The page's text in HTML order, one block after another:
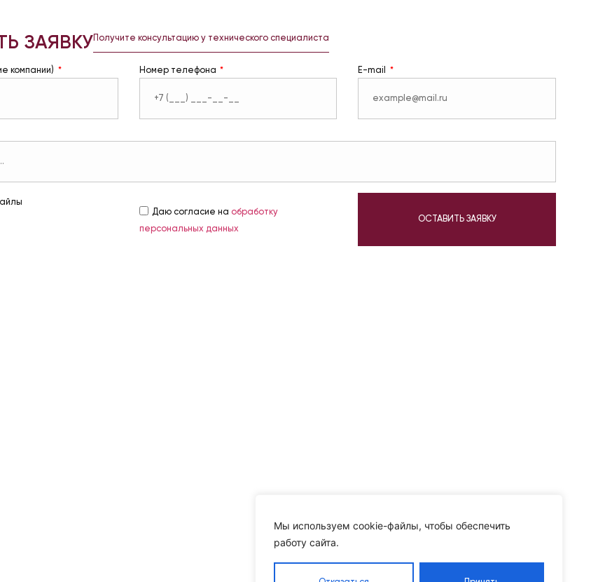
Мы используем cookie-файлы, чтобы обеспечить
работу сайта.
ЗАЯВКУ Получите консультацию у технического специалиста
компании) Номер телефона E-mail
Даю согласие на обработку
персональных данных
ОСТАВИТЬ ЗАЯВКУ